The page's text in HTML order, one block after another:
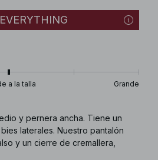
a la talla Grande
y pernera ancha. Tiene un
laterales. Nuestro pantalón
y un cierre de cremallera,